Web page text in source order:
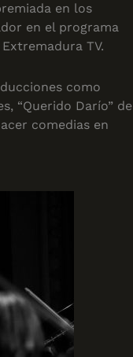
en los
en el programa
TV.
como
“Querido Darío” de
comedias en